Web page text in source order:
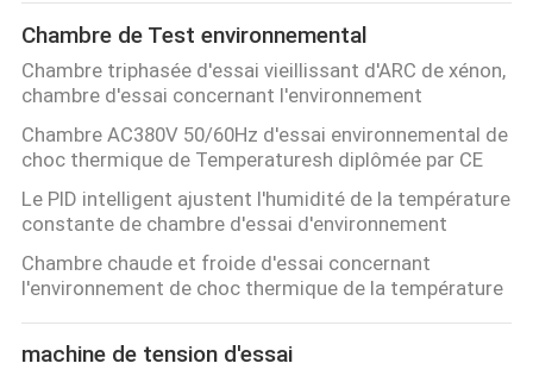
PROPOS
DE
NOUS
VISITE
DE
L'USINE
CONTRÔLE
Chambre de Test environnemental
Chambre triphasée d'essai vieillissant d'ARC de xénon,
chambre d'essai concernant l'environnement
Chambre AC380V 50/60Hz d'essai environnemental de
choc thermique de Temperaturesh diplômée par CE
Le PID intelligent ajustent l'humidité de la température
constante de chambre d'essai d'environnement
Chambre chaude et froide d'essai concernant
l'environnement de choc thermique de la température
machine de tension d'essai